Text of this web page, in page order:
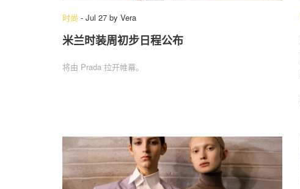
时尚 - Jul 27 by Vera
米兰时装周初步日程公布
将由 Prada 拉开帷幕。